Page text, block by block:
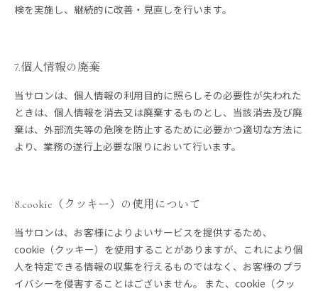
検を実施し、継続的に改善・見直しを行います。
7.個人情報の廃棄
当サロンは、個人情報の利用目的に照らしその必要性が失われた
ときは、個人情報を消去又は廃棄するものとし、当該消去及び廃
棄は、外部流失等の危険を防止するために必要かつ適切な方法に
より、業務の遂行上必要な限りにおいて行います。
8.cookie（クッキー）の使用について
当サロンは、お客様によりよいサービスを提供するため、
cookie（クッキー）を使用することがありますが、これにより個
人を特定できる情報の収集を行えるものではなく、お客様のプラ
イバシーを侵害することはございません。 また、cookie（クッ